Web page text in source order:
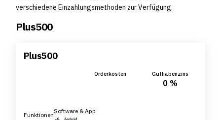
verschiedene Einzahlungsmethoden zur Verfügung.
Plus500
Plus500
Orderkosten Guthabenzins
0 %
Funktionen
Software & App